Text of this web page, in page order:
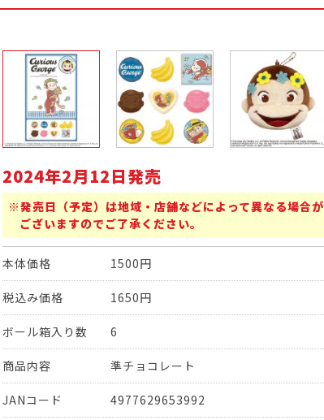
2024年2月12日発売
※発売日（予定）は地域・店舗などによって異なる場合が
ございますのでご了承ください。
本体価格 1500円
税込み価格 1650円
ボール箱入り数 6
商品内容 準チョコレート
JANコード 4977629653992